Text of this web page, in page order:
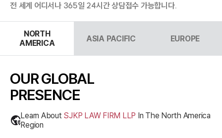
전 세계 어디서나 365일 24시간 상담접수 가능합니다.
NORTH
AMERICA
ASIA PACIFIC EUROPE
OUR GLOBAL
PRESENCE
Learn About SJKP LAW FIRM LLP In The North America
Region